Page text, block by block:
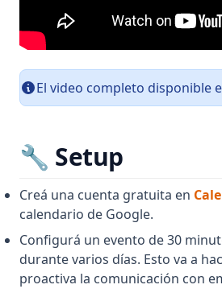
El video completo disponible
🔧 Setup
Creá una cuenta gratuita en
calendario de Google.
Configurá un evento de 30
durante varios días. Esto va a
proactiva la comunicación con